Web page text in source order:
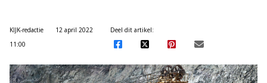
KIJK-redactie
12 april 2022
11:00
Deel dit artikel: